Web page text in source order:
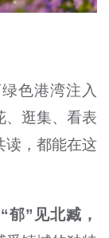
色港湾注入
、逛集、看表
读，都能在这
“郁”见北臧，